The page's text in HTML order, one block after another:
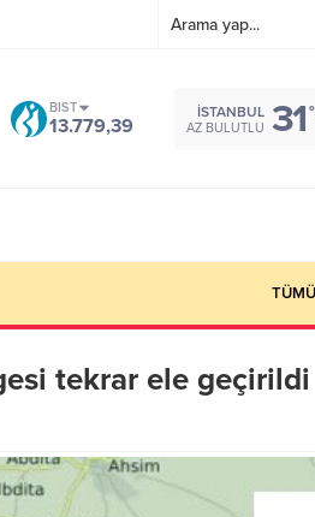
BIST
13.779,39
İSTANBUL
AZ BULUTLU 31
tekrar ele geçirildi